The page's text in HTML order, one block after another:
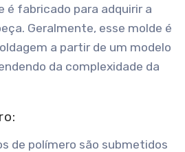
é fabricado para adquirir a
Geralmente, esse molde é
a partir de um modelo
da complexidade da
de polímero são submetidos